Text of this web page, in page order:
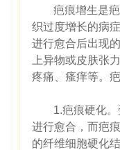
疤痕增生是
织过度增长的病
进行愈合后出现
上异物或皮肤张
疼痛、瘙痒等。
1.疤痕硬化
进行愈合，而疤
的纤维细胞硬化